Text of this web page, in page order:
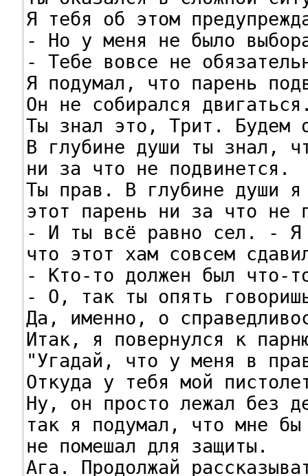
Я тебя об этом
- Но у меня не было
- Тебе вовсе не
Я подумал, что парень
Он не собирался
Ты знал это, Трит. Будем
В глубине души ты знал,
ни за что не подвинется.
Ты прав. В глубине души
этот парень ни за что не
- И ты всё равно сел. - Я
что этот хам совсем
- Кто-то должен был что-
- О, так ты опять
Да, именно, о
Итак, я повернулся к
"Угадай, что у меня в
Откуда у тебя мой
Ну, он просто лежал без
так я подумал, что мне бы
не помешал для защиты.
Ага. Продолжай